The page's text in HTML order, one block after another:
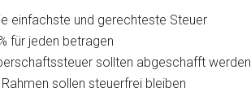
einfachste und gerechteste Steuer
für jeden betragen
sollten abgeschafft werden
sollen steuerfrei bleiben